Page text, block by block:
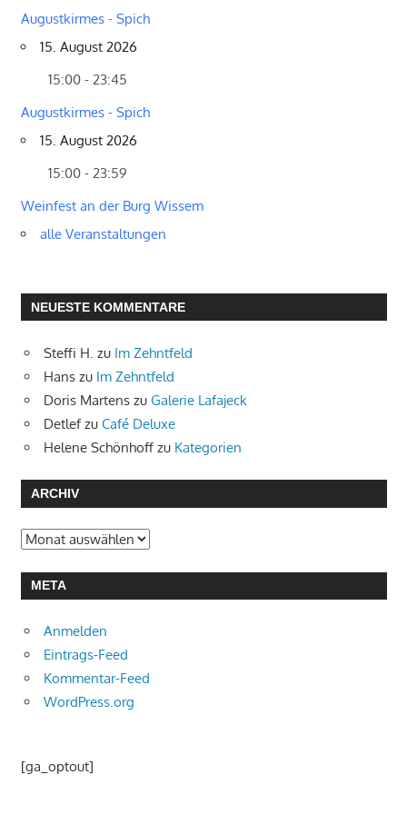
Augustkirmes - Spich
15. August 2026
15:00 - 23:45
Augustkirmes - Spich
15. August 2026
15:00 - 23:59
Weinfest an der Burg Wissem
alle Veranstaltungen
NEUESTE KOMMENTARE
Steffi H. zu Im Zehntfeld
Hans zu Im Zehntfeld
Doris Martens zu Galerie Lafajeck
Detlefzu Café Deluxe
Helene Schönhoff zu Kategorien
ARCHIV
Archiv
META
Anmelden
Eintrags-Feed
Kommentar-Feed
WordPress.org
[ga_optout]